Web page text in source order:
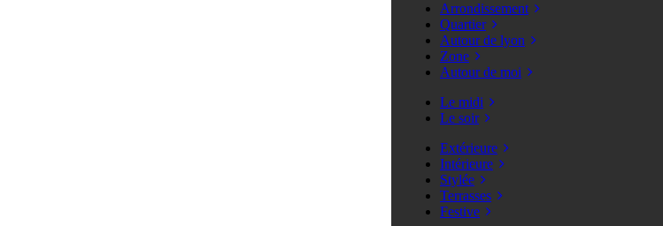
Arrondissement
Quartier
Autour de lyon
Zone
Autour de moi
Le midi
Le soir
Extérieure
Intérieure
Stylée
Terrasses
Festive